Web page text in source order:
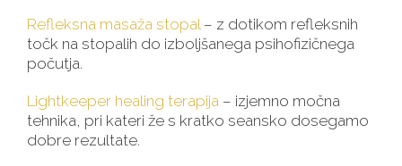
Refleksna masaža stopal – z dotikom refleksnih
točk na stopalih do izboljšanega psihofizičnega
počutja.
Lightkeeper healing terapija – izjemno močna
tehnika, pri kateri že s kratko seansko dosegamo
dobre rezultate.